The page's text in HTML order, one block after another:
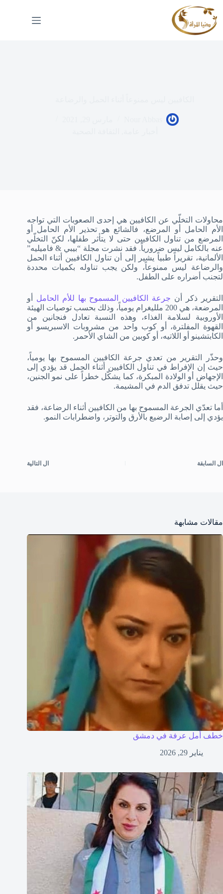
إلى
المحتوى
محاولات التخلّي عن الكافيين هي إحدى الصعوبات التي تواجه
الأم الحامل أو المرضع، فالشائع هو تحذير الأم الحامل أو
المرضع من تناول الكافيين حتى لا يتأثر طفلها، لكنّ التخلّي
عنه بالكامل ليس ضرورياً. فقد نشرت مجلة “بيبي & فاميليه”
الألمانية، تقريراً طبياً يشير إلى أن تناول الكافيين أثناء الحمل
والرضاعة ليس ممنوعاً، ولكن يجب تناوله بكميات محددة
لتجنب أضراره على الطفل.
التقرير ذكر أن جرعة الكافيين المسموح بها للأم الحامل أو
المرضعة، هي 200 ملليغرام يومياً، وذلك بحسب توصيات الهيئة
الأوروبية لسلامة الغذاء، وهذه النسبة تعادل فنجانين من
القهوة المفلترة، أو كوب واحد من مشروبات الاسبريسو أو
الكابتشينو أو اللاتيه، أو كوبين من الشاي الأحمر.
وحذّر التقرير من تعدي جرعة الكافيين المسموح بها يومياً،
حيث إن الإفراط في تناول الكافيين أثناء الحمل قد يؤدي إلى
الإجهاض أو الولادة المبكرة، كما يشكّل خطراً على نمو الجنين،
حيث يقلل تدفق الدم في المشيمة.
أما تعدّي الجرعة المسموح بها من الكافيين أثناء الرضاعة، فقد
يؤدي إلى إصابة الرضيع بالأرق والتوتر، واضطرابات النمو.
ال السابقة ال التالية
مقالات مشابهة
خطف أمل عرفة في دمشق
يناير 29, 2026